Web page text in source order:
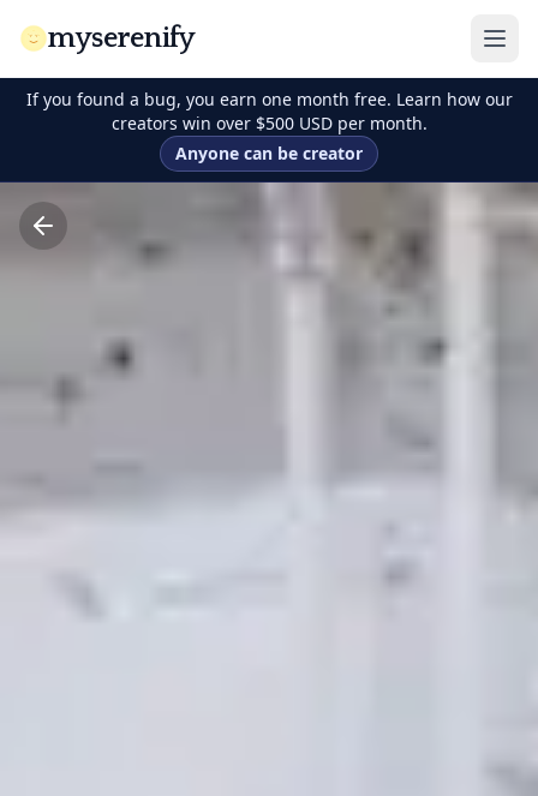
myserenify
If you found a bug, you earn one month free. Learn how our
creators win over $500 USD per month.
Anyone can be creator